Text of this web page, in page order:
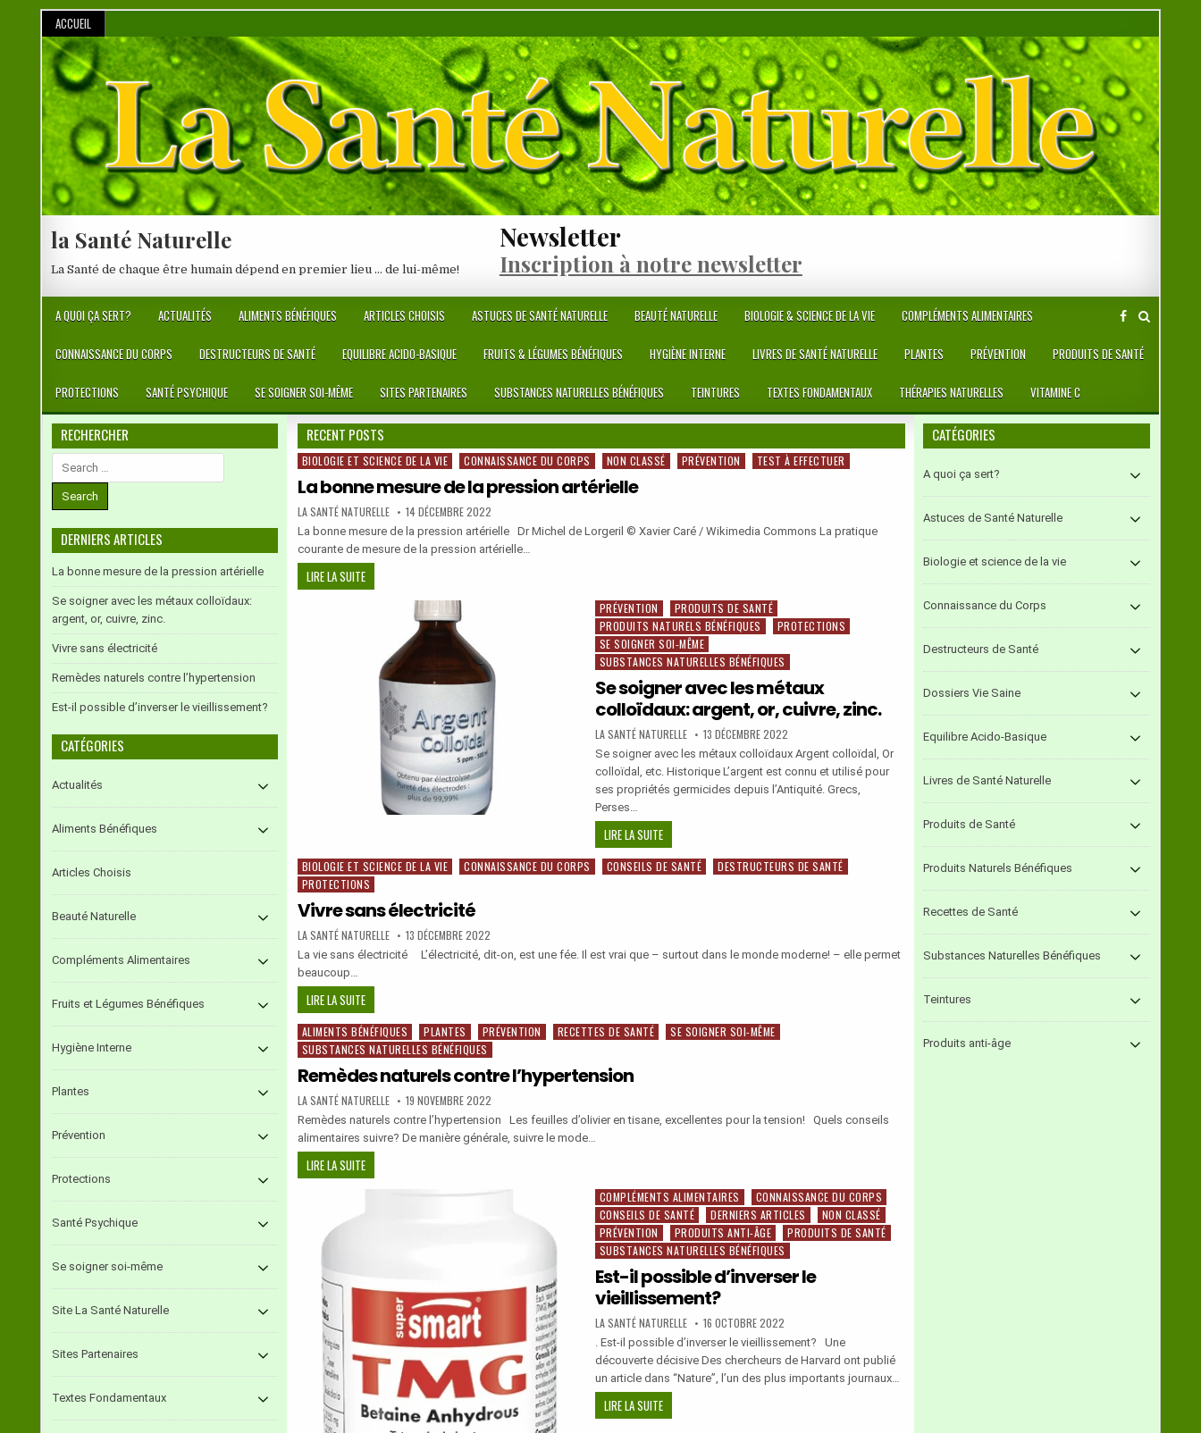
ACCUEIL
la Santé Naturelle
La Santé de chaque être humain dépend en premier lieu … de lui-même!
Newsletter
Inscription à notre newsletter
A QUOI ÇA SERT? ACTUALITÉS ALIMENTS BÉNÉFIQUES ARTICLES CHOISIS ASTUCES DE SANTÉ NATURELLE BEAUTÉ NATURELLE BIOLOGIE & SCIENCE DE LA VIE COMPLÉMENTS ALIMENTAIRES
CONNAISSANCE DU CORPS DESTRUCTEURS DE SANTÉ EQUILIBRE ACIDO-BASIQUE FRUITS & LÉGUMES BÉNÉFIQUES HYGIÈNE INTERNE LIVRES DE SANTÉ NATURELLE PLANTES PRÉVENTION PRODUITS DE SANTÉ
PROTECTIONS SANTÉ PSYCHIQUE SE SOIGNER SOI-MÊME SITES PARTENAIRES SUBSTANCES NATURELLES BÉNÉFIQUES TEINTURES TEXTES FONDAMENTAUX THÉRAPIES NATURELLES VITAMINE C
RECENT POSTS
Posted
in
BIOLOGIE ET SCIENCE DE LA VIE CONNAISSANCE DU CORPS NON CLASSÉ PRÉVENTION TEST À EFFECTUER
La bonne mesure de la pression artérielle
AUTHOR:
LA SANTÉ NATURELLE PUBLISHED
DATE:
14 DÉCEMBRE 2022
La bonne mesure de la pression artérielle Dr Michel de Lorgeril © Xavier Caré / Wikimedia Commons La pratique
courante de mesure de la pression artérielle…
LIRE LA SUITELA
BONNE
PRESSION
ARTÉRIELLE
Posted
in
PRÉVENTION
PRODUITS DE SANTÉ
PRODUITS NATURELS BÉNÉFIQUES
PROTECTIONS
SE SOIGNER SOI-MÊME
SUBSTANCES NATURELLES BÉNÉFIQUES
Se soigner avec les métaux
colloïdaux: argent, or, cuivre, zinc.
AUTHOR:
LA SANTÉ NATURELLE PUBLISHED
DATE:
13 DÉCEMBRE 2022
Se soigner avec les métaux colloïdaux Argent colloïdal, Or
colloïdal, etc. Historique L’argent est connu et utilisé pour
ses propriétés germicides depuis l’Antiquité. Grecs,
Perses…
LIRE LA SUITESE
SOIGNER
AVEC
OR,
Posted
in
BIOLOGIE ET SCIENCE DE LA VIE CONNAISSANCE DU CORPS CONSEILS DE SANTÉ
DESTRUCTEURS DE SANTÉ
PROTECTIONS
Vivre sans électricité
AUTHOR:
LA SANTÉ NATURELLE PUBLISHED
DATE:
13 DÉCEMBRE 2022
La vie sans électricité L’électricité, dit-on, est une fée. Il est vrai que – surtout dans le monde moderne! – elle permet
beaucoup…
LIRE LA SUITEVIVRE
SANS
ÉLECTRICITÉ
Posted
in
ALIMENTS BÉNÉFIQUES PLANTES PRÉVENTION RECETTES DE SANTÉ
SE SOIGNER SOI-MÊME
SUBSTANCES NATURELLES BÉNÉFIQUES
Remèdes naturels contre l’hypertension
AUTHOR:
LA SANTÉ NATURELLE PUBLISHED
DATE:
19 NOVEMBRE 2022
Remèdes naturels contre l’hypertension Les feuilles d’olivier en tisane, excellentes pour la tension! Quels conseils
alimentaires suivre? De manière générale, suivre le mode…
LIRE LA SUITEREMÈDES
NATURELS
Posted
in
COMPLÉMENTS ALIMENTAIRES
CONNAISSANCE DU CORPS
CONSEILS DE SANTÉ
DERNIERS ARTICLES
NON CLASSÉ
PRÉVENTION
PRODUITS ANTI-ÂGE
PRODUITS DE SANTÉ
SUBSTANCES NATURELLES BÉNÉFIQUES
Est-il possible d’inverser le
vieillissement?
AUTHOR:
LA SANTÉ NATURELLE PUBLISHED
DATE:
16 OCTOBRE 2022
. Est-il possible d’inverser le vieillissement? Une
découverte décisive Des chercheurs de Harvard ont publié
un article dans “Nature”, l’un des plus importants journaux…
LIRE LA SUITEEST-
IL
RECHERCHER
Search
for:
DERNIERS ARTICLES
La bonne mesure de la pression artérielle
Se soigner avec les métaux colloïdaux:
argent, or, cuivre, zinc.
Vivre sans électricité
Remèdes naturels contre l’hypertension
Est-il possible d’inverser le vieillissement?
CATÉGORIES
Actualités
Aliments Bénéfiques
Articles Choisis
Beauté Naturelle
Compléments Alimentaires
Fruits et Légumes Bénéfiques
Hygiène Interne
Plantes
Prévention
Protections
Santé Psychique
Se soigner soi-même
Site La Santé Naturelle
Sites Partenaires
Textes Fondamentaux
CATÉGORIES
A quoi ça sert?
Astuces de Santé Naturelle
Biologie et science de la vie
Connaissance du Corps
Destructeurs de Santé
Dossiers Vie Saine
Equilibre Acido-Basique
Livres de Santé Naturelle
Produits de Santé
Produits Naturels Bénéfiques
Recettes de Santé
Substances Naturelles Bénéfiques
Teintures
Produits anti-âge